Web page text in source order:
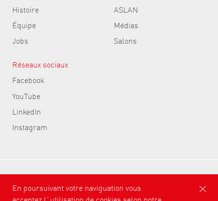
En poursuivant votre naviguation vous
Histoire
Équipe
Jobs
ASLAN
Médias
Salons
Réseaux sociaux
Facebook
YouTube
LinkedIn
Instagram